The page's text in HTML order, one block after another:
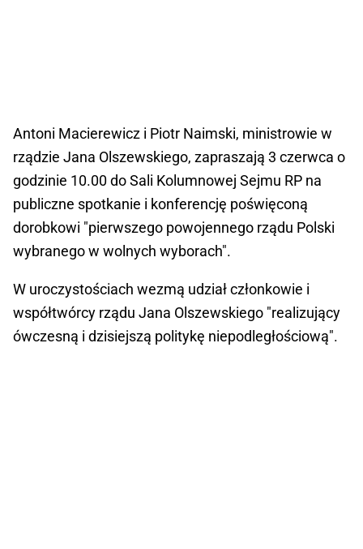
Antoni Macierewicz i Piotr Naimski, ministrowie w
rządzie Jana Olszewskiego, zapraszają 3 czerwca o
godzinie 10.00 do Sali Kolumnowej Sejmu RP na
publiczne spotkanie i konferencję poświęconą
dorobkowi "pierwszego powojennego rządu Polski
wybranego w wolnych wyborach".
W uroczystościach wezmą udział członkowie i
współtwórcy rządu Jana Olszewskiego "realizujący
ówczesną i dzisiejszą politykę niepodległościową".